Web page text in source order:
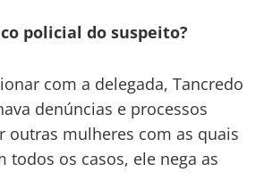
policial do suspeito?
com a delegada, Tancredo
denúncias e processos
outras mulheres com as quais
todos os casos, ele nega as